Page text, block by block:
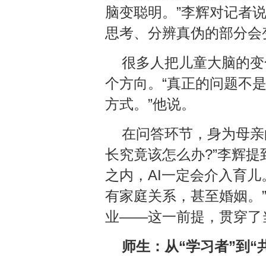
脑变聪明。”李辉对记者
思考、分辨真伪的部分
很多人把儿童大脑的
个方向。“真正的问题不
方式。”他说。
在问答环节，身为母
长究竟该怎么办?”李辉
之内，AI一定会介入育
有家庭关系，甚至婚姻
业——这一前提，贯穿了
师生：从“学习者”到“